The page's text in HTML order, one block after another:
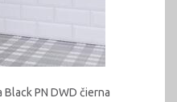
PN DWD čierna